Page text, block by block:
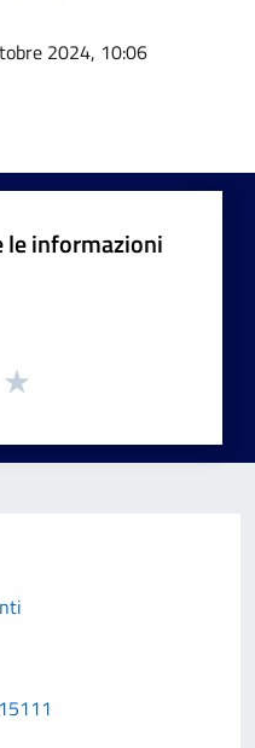
2024, 10:06
le informazioni